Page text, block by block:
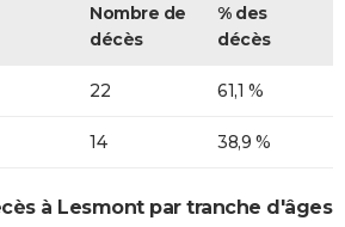
Nombre de
décès
% des
décès
22 61,1 %
14 38,9 %
à Lesmont par tranche d'âges